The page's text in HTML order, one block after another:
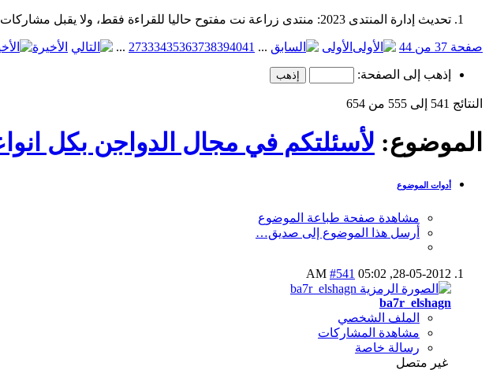
تحديث إدارة المنتدى 2023: منتدى زراعة نت مفتوح حاليا للقراءة فقط، ولا يقبل مشاركات جديدة. يمكنكم استخدام الشريط الظاهر أعلاه للبحث في كافة مواضيع المدوّنة والمنتدى.
صفحة 37 من 44 الأولى ...
27333435363738394041
... الأخيرة
إذهب إلى الصفحة:
النتائج 541 إلى 555 من 654
الموضوع: لأسئلتكم في مجال الدواجن بكل
أدوات الموضوع
مشاهدة صفحة طباعة الموضوع
أرسل هذا الموضوع إلى صديق…
28-05-2012,
05:02 AM
#541
ba7r_elshagn
الملف الشخصي
مشاهدة المشاركات
رسالة خاصة
غير متصل